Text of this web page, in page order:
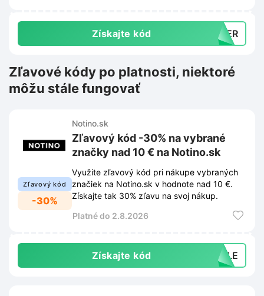
Získajte kód MMER
Zľavové kódy po platnosti, niektoré
môžu stále fungovať
Zľavový kód
-30%
Notino.sk
Zľavový kód -30% na vybrané
značky nad 10 € na Notino.sk
Využite zľavový kód pri nákupe vybraných
značiek na Notino.sk v hodnote nad 10 €.
Získajte tak 30% zľavu na svoj nákup.
Platné do 2.8.2026
Získajte kód SALE